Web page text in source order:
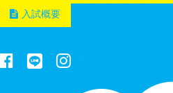
入試概要